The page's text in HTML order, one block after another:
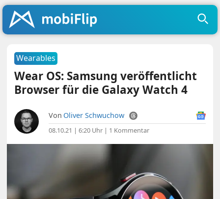
Wearables
Wear OS: Samsung veröffentlicht
Browser für die Galaxy Watch 4
Von Oliver Schwuchow
08.10.21 | 6:20 Uhr | 1 Kommentar